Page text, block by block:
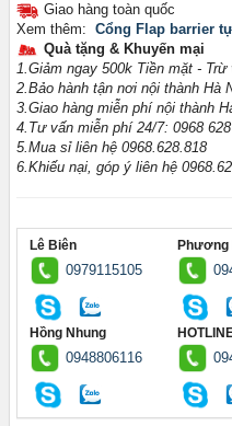
Giao hàng toàn quốc
Xem thêm: Cổng Flap barrier
Quà tặng & Khuyến mại
1.Giảm ngay 500k Tiền mặt -
2.Bảo hành tận nơi nội thành Hà
3.Giao hàng miễn phí nội thành
4.Tư vấn miễn phí 24/7: 0968
5.Mua sỉ liên hệ 0968.628.818
6.Khiếu nại, góp ý liên hệ
Lê Biên
0979115105
Phương
Hồng Nhung
0948806116